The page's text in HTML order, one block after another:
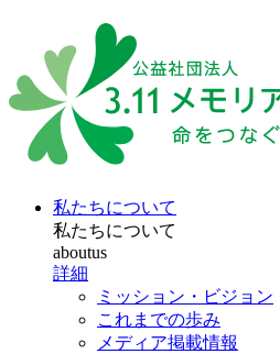
私たちについて
私たちについて
aboutus
詳細
ミッション・ビジョン
これまでの歩み
メディア掲載情報